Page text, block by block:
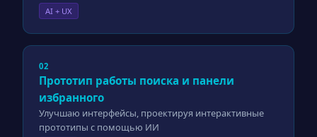
AI + UX
02
Прототип работы поиска и панели
избранного
Улучшаю интерфейсы, проектируя интерактивные
прототипы с помощью ИИ